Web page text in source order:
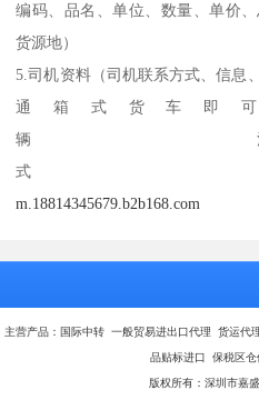
编码、品名、单位、数量、单价
货源地）
5.司机资料（司机联系方式、信息
通箱式货车即
辆 注：1-5资料我
式
m.18814345679.b2b168.com
主营产品：国际中转 一般贸易进出口代理 货运
品贴标进口 保税区
版权所有：深圳市嘉